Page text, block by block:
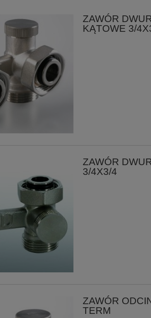
ZAWÓR
KĄTOWE 3/
ZAWÓR
3/4X3/4
ZAWÓR
TERM